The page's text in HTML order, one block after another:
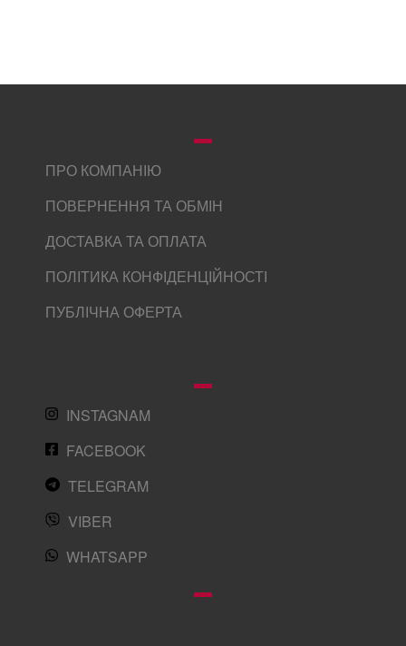
ПРО КОМПАНІЮ
ПОВЕРНЕННЯ ТА ОБМІН
ДОСТАВКА ТА ОПЛАТА
ПОЛІТИКА КОНФІДЕНЦІЙНОСТІ
ПУБЛІЧНА ОФЕРТА
INSTAGNAM
FACEBOOK
TELEGRAM
VIBER
WHATSAPP